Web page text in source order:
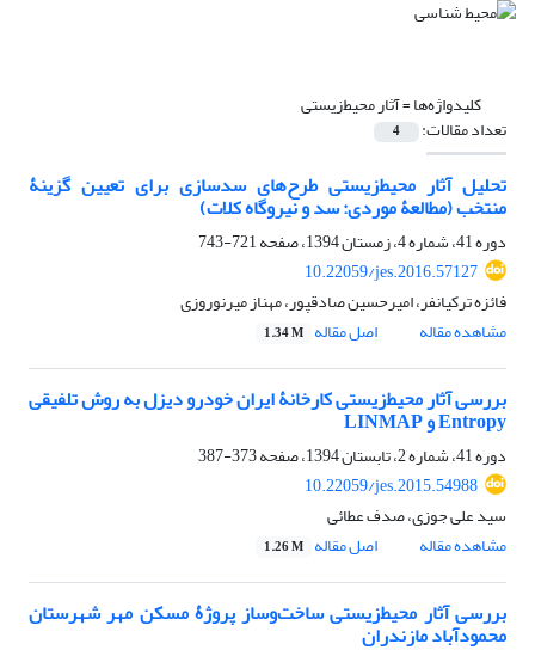
کلیدواژه‌ها =آثار محیط‌زیستی
تعداد مقالات: 4
تحلیل آثار محیط‌زیستی طرح‌های سدسازی برای تعیین گزینۀ
منتخب (مطالعۀ موردی: سد و نیروگاه کلات)
دوره 41، شماره 4، زمستان 1394، صفحه
721-743
10.22059/jes.2016.57127
فائزه ترکیانفر، امیرحسین صادقپور، مهناز میرنوروزی
مشاهده مقاله
اصل مقاله 1.34 M
بررسی آثار محیط‌زیستی کارخانۀ ایران خودرو دیزل به روش تلفیقی
Entropy و LINMAP
دوره 41، شماره 2، تابستان 1394، صفحه
373-387
10.22059/jes.2015.54988
سید علی جوزی، صدف عطائی
مشاهده مقاله
اصل مقاله 1.26 M
بررسی آثار محیط‌زیستی ساخت‌و‌ساز پروژۀ مسکن مهر شهرستان
محمودآباد مازندران